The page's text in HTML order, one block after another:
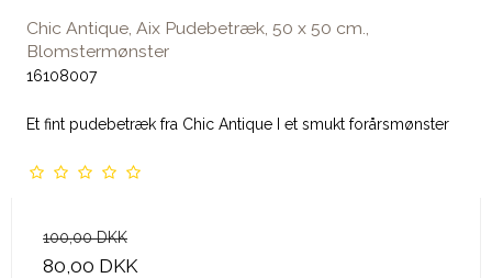
Chic Antique, Aix Pudebetræk, 50 x 50 cm.,
Blomstermønster
16108007
Et fint pudebetræk fra Chic Antique I et smukt forårsmønster
100,00 DKK
80,00 DKK